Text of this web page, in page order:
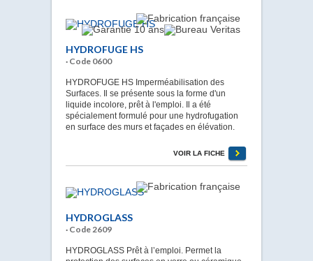
HYDROFUGE HS
· Code 0600
HYDROFUGE HS Imperméabilisation des
Surfaces. Il se présente sous la forme d'un
liquide incolore, prêt à l'emploi. Il a été
spécialement formulé pour une hydrofugation
en surface des murs et façades en élévation.
VOIR LA FICHE
HYDROGLASS
· Code 2609
HYDROGLASS Prêt à l’emploi. Permet la